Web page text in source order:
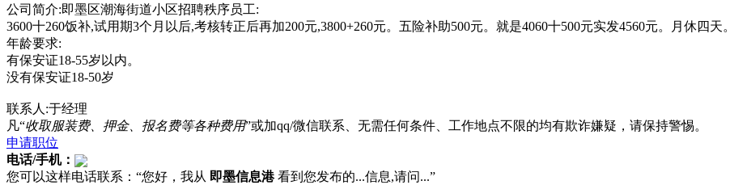
公司简介:即墨区潮海街道小区招聘秩序员工:
3600十260饭补,试用期3个月以后,考核转正后再加200元,3800+260元。五险补助500元。就是4060十500元实发4560元。月休四天。
年龄要求:
有保安证18-55岁以内。
没有保安证18-50岁
联系人:于经理
凡“收取服装费、押金、报名费等各种费用”或加qq/微信联系、无需任何条件、工作地点不限的均有欺诈嫌疑，请保持警惕。
申请职位
电话/手机：
您可以这样电话联系：“您好，我从 即墨信息港看到您发布的...信息,请问...”